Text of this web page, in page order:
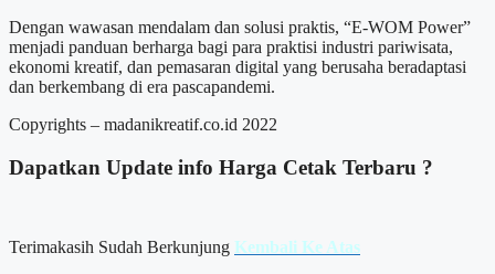
Dengan wawasan mendalam dan solusi praktis, “E-WOM Power”
menjadi panduan berharga bagi para praktisi industri pariwisata,
ekonomi kreatif, dan pemasaran digital yang berusaha beradaptasi
dan berkembang di era pascapandemi.
Copyrights – madanikreatif.co.id 2022
Dapatkan Update info Harga Cetak Terbaru ?
Terimakasih Sudah Berkunjung Kembali Ke Atas